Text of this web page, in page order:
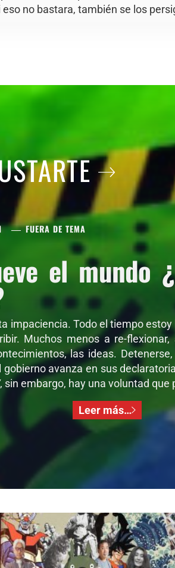
no bastara, también se los
FUERA DE TEMA
el mundo
impaciencia. Todo el tiempo
Muchos menos a re-
las ideas.
avanza en sus
embargo, hay una voluntad que
Leer más…